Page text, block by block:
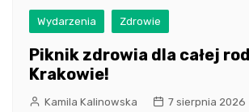
Wydarzenia Zdrowie
Piknik zdrowia dla całej
Krakowie!
Kamila Kalinowska 7 sierpnia 2026